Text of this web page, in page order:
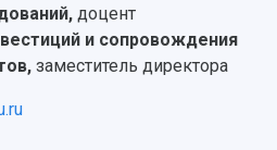
доцент
и сопровождения
заместитель директора